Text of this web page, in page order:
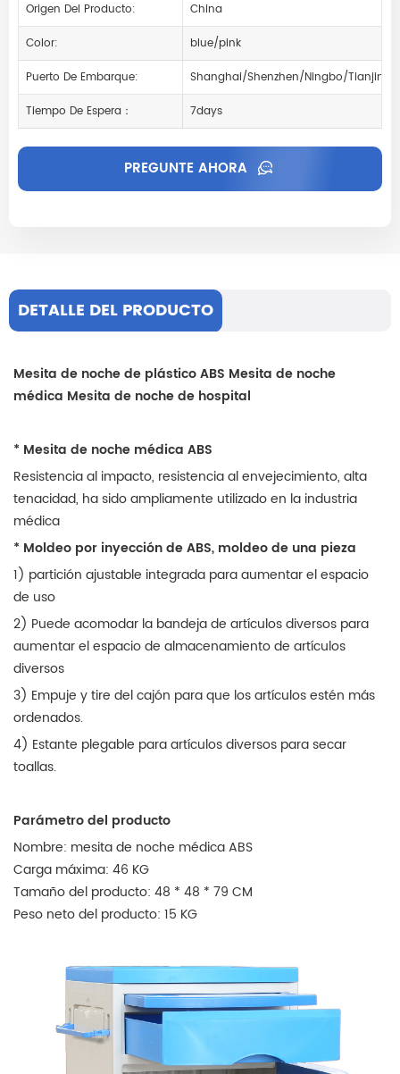
Origen Del Producto:
China
Color:
blue/pink
Puerto De Embarque:
Shanghai/Shenzhen/Ningbo/Tianjin
Tiempo De Espera：
7days
PREGUNTE AHORA
DETALLE DEL PRODUCTO
Mesita de noche de plástico ABS Mesita de noche
médica Mesita de noche de hospital
* Mesita de noche médica ABS
Resistencia al impacto, resistencia al envejecimiento, alta
tenacidad, ha sido ampliamente utilizado en la industria
médica
* Moldeo por inyección de ABS, moldeo de una pieza
1) partición ajustable integrada para aumentar el espacio
de uso
2) Puede acomodar la bandeja de artículos diversos para
aumentar el espacio de almacenamiento de artículos
diversos
3) Empuje y tire del cajón para que los artículos estén más
ordenados.
4) Estante plegable para artículos diversos para secar
toallas.
Parámetro del producto
Nombre: mesita de noche médica ABS
Carga máxima: 46 KG
Tamaño del producto: 48 * 48 * 79 CM
Peso neto del producto: 15 KG